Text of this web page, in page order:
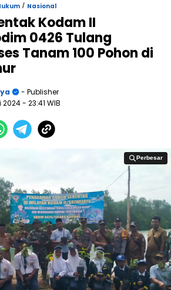
/ Nasional
Kodam II
0426 Tulang
Tanam 100 Pohon di
- Publisher
2024- 23:41 WIB
Perbesar
Perbesar